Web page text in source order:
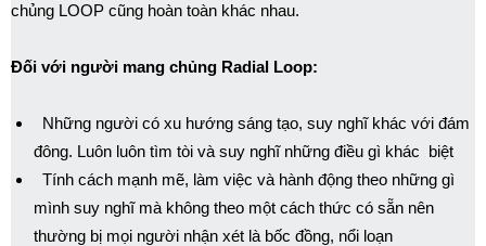
chủng LOOP cũng hoàn toàn khác nhau.
Đối với người mang chủng Radial Loop:
Những người có xu hướng sáng tạo, suy nghĩ khác với đám
đông. Luôn luôn tìm tòi và suy nghĩ những điều gì khác biệt
Tính cách mạnh mẽ, làm việc và hành động theo những gì
mình suy nghĩ mà không theo một cách thức có sẵn nên
thường bị mọi người nhận xét là bốc đồng, nổi loạn